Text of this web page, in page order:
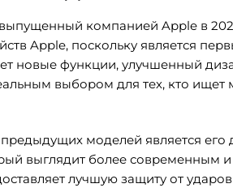
компанией Apple в
Apple, поскольку является
новые функции, улучшенный
выбором для тех, кто
моделей является его
выглядит более современным
лучшую защиту от